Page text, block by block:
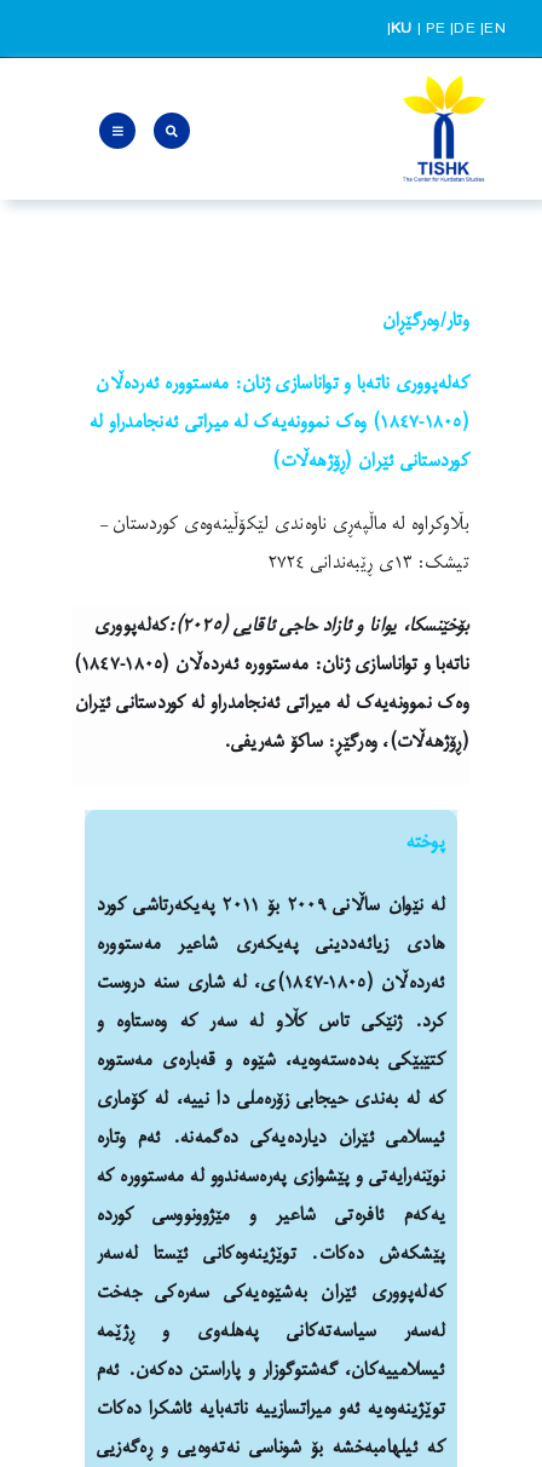
Skip
to
content
KU |PE|DE|EN
|
وتار/وەرگێڕان
کەلەپووری ناتەبا و تواناسازی ژنان: مەستوورە ئەردەڵان
(١٨٠٥-١٨٤٧) وەک نموونەیەک لە میراتی ئەنجامدراو لە
کوردستانی ئێران (ڕۆژهەڵات)
بڵاوکراوە لە ماڵپەڕی ناوەندی لێکۆڵینەوەی کوردستان –
تیشک: ١٣ی ڕێبەندانی ٢٧٢٤
بۆخێنسکا، یوانا و ئازاد حاجی ئاقایی (٢٠٢٥):
کەلەپووری
ناتەبا و تواناسازی ژنان:
مەستوورە ئەردەڵان (١٨٠٥-١٨٤٧)
وەک نموونەیەک لە میراتی ئەنجامدراو لە کوردستانی ئێران
(ڕۆژهەڵات)، وەرگێڕ: ساکۆ شەریفی.
پوختە
لە نێوان ساڵانی ٢٠٠٩ بۆ ٢٠١١ پەیکەرتاشی کورد
هادی زیائەددینی پەیکەری شاعیر مەستوورە
ئەردەڵان (١٨٠٥-١٨٤٧)ی، لە شاری سنە دروست
کرد. ژنێکی تاس کڵاو لە سەر کە وەستاوە و
کتێبێکی بەدەستەوەیە، شێوە و قەبارەی مەستورە
کە لە بەندی حیجابی زۆرەملی دا نییە، لە کۆماری
ئیسلامی ئێران دیاردەیەکی دەگمەنە. ئەم وتارە
نوێنەرایەتی و پێشوازی پەرەسەندوو له مەستوورە کە
یەکەم ئافرەتی شاعیر و مێژوونووسی کوردە
پێشکەش دەکات. توێژینەوەکانی ئێستا لەسەر
کەلەپووری ئێران بەشێوەیەکی سەرەکی جەخت
لەسەر سیاسەتەکانی پەهلەوی و ڕژێمە
ئیسلامییەکان، گەشتوگوزار و پاراستن دەکەن. ئەم
توێژینەوەیە ئەو میراتسازییە ناتەبایە ئاشکرا دەکات
کە ئیلهامبەخشە بۆ شوناسی نەتەوەیی و ڕەگەزیی